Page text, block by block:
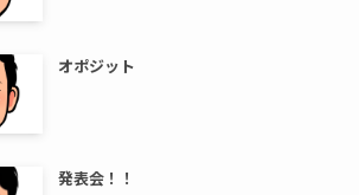
オポジット
発表会！！